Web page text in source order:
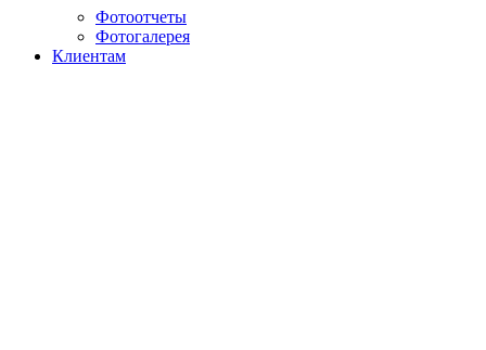
Фотоотчеты
Фотогалерея
Клиентам